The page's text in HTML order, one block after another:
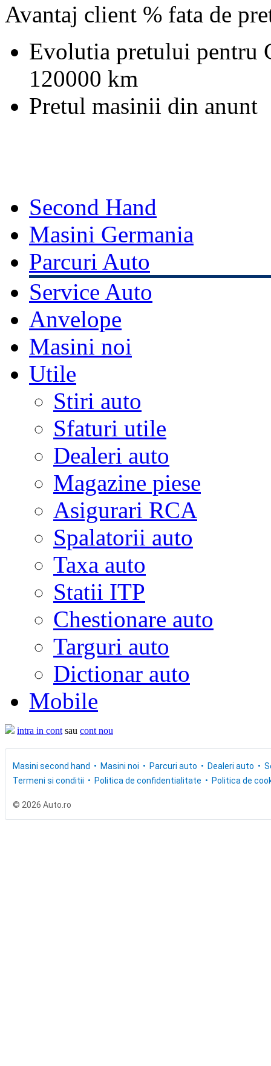
Avantaj client % fata de
Evolutia pretului pentru
120000 km
Pretul masinii din anunt
Second Hand
Masini Germania
Parcuri Auto
Service Auto
Anvelope
Masini noi
Utile
Stiri auto
Sfaturi utile
Dealeri auto
Magazine piese
Asigurari RCA
Spalatorii auto
Taxa auto
Statii ITP
Chestionare auto
Targuri auto
Dictionar auto
Mobile
intra in cont sau cont nou
Masini second hand Masini noi Parcuri auto Dealeri auto
Termeni si conditii
Politica de confidentialitate Politica de
© 2026 Auto.ro